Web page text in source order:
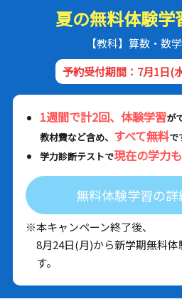
夏の無料体験学
【教科】算数・数
予約受付期間：7月1日(
1週間で計2回、体験学習が
教材費など含め、 すべて無料で
学力診断テストで現在の学力
無料体験学習の
※本キャンペーン終了後、
8月24日(月)から新学期無料
す。